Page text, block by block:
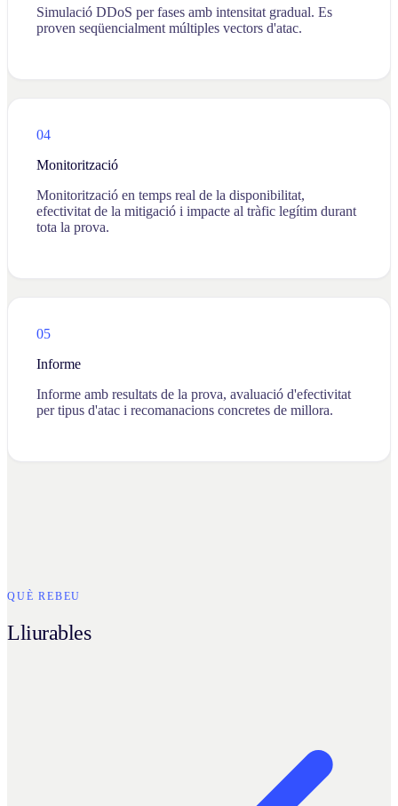
Simulació DDoS per fases amb intensitat gradual. Es
proven seqüencialment múltiples vectors d'atac.
04
Monitorització
Monitorització en temps real de la disponibilitat,
efectivitat de la mitigació i impacte al tràfic legítim durant
tota la prova.
05
Informe
Informe amb resultats de la prova, avaluació d'efectivitat
per tipus d'atac i recomanacions concretes de millora.
QUÈ REBEU
Lliurables